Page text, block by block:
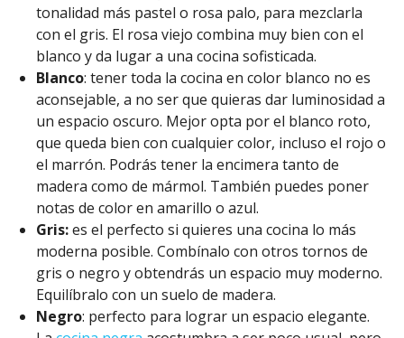
tonalidad más pastel o rosa palo, para mezclarla
con el gris. El rosa viejo combina muy bien con el
blanco y da lugar a una cocina sofisticada.
Blanco: tener toda la cocina en color blanco no es
aconsejable, a no ser que quieras dar luminosidad a
un espacio oscuro. Mejor opta por el blanco roto,
que queda bien con cualquier color, incluso el rojo o
el marrón. Podrás tener la encimera tanto de
madera como de mármol. También puedes poner
notas de color en amarillo o azul.
Gris:es el perfecto si quieres una cocina lo más
moderna posible. Combínalo con otros tornos de
gris o negro y obtendrás un espacio muy moderno.
Equilíbralo con un suelo de madera.
Negro: perfecto para lograr un espacio elegante.